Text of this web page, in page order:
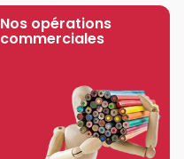
Nos opérations
commerciales